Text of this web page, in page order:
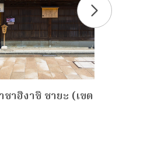
ชาฮิงาชิ ชายะ (เขต